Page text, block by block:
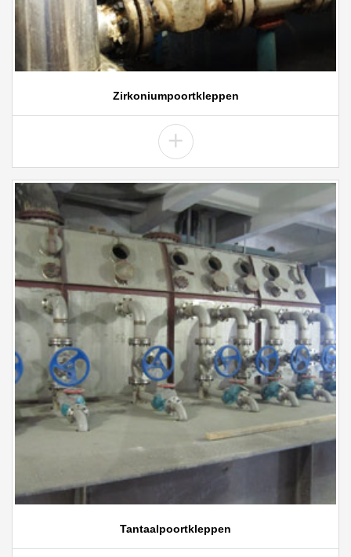
Zirkoniumpoortkleppen
+
Tantaalpoortkleppen